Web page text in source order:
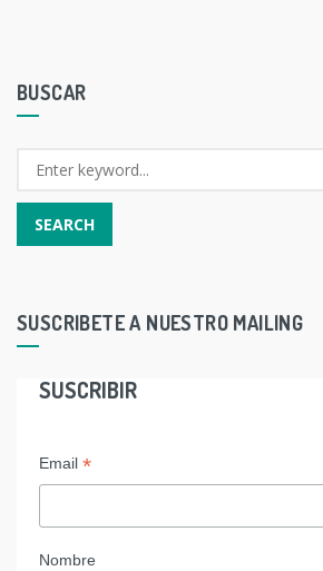
BUSCAR
SUSCRIBETE A NUESTRO MAILING
SUSCRIBIR
Email *
Nombre